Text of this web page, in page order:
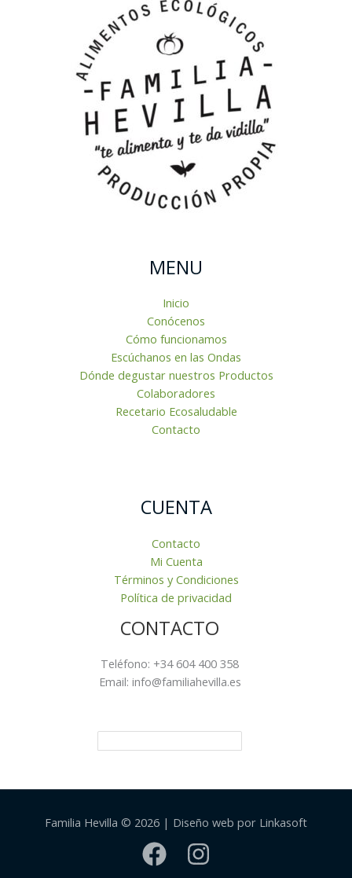
MENU
Inicio
Conócenos
Cómo funcionamos
Escúchanos en las Ondas
Dónde degustar nuestros Productos
Colaboradores
Recetario Ecosaludable
Contacto
CUENTA
Contacto
Mi Cuenta
Términos y Condiciones
Política de privacidad
CONTACTO
Teléfono: +34 604 400 358
Email: info@familiahevilla.es
Familia Hevilla © 2026 | Diseño web por Linkasoft